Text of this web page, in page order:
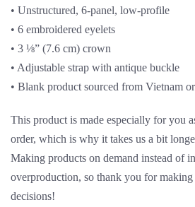
• Unstructured, 6-panel, low-profile
• 6 embroidered eyelets
• 3 ⅛” (7.6 cm) crown
• Adjustable strap with antique buckle
• Blank product sourced from Vietnam
This product is made especially for you
order, which is why it takes us a bit
Making products on demand instead of
overproduction, so thank you for
decisions!